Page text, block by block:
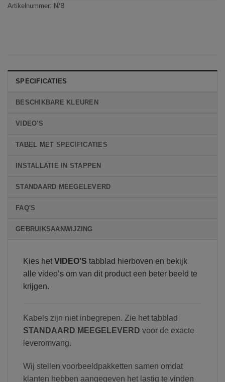
Artikelnummer: N/B
SPECIFICATIES
BESCHIKBARE KLEUREN
VIDEO'S
TABEL MET SPECIFICATIES
INSTALLATIE IN STAPPEN
STANDAARD MEEGELEVERD
FAQ'S
GEBRUIKSAANWIJZING
Kies hetVIDEO’S tabblad hierboven en bekijk
alle video’s om van dit product een beter beeld te
krijgen.
Kabels zijn niet inbegrepen. Zie het tabblad
STANDAARD MEEGELEVERD voor de exacte
leveromvang.
Wij stellen voorbeeldpakketten samen omdat
klanten hebben aangegeven het lastig te vinden